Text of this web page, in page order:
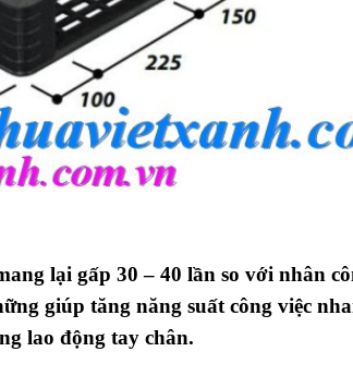
lại gấp 30 – 40 lần so với nhân
giúp tăng năng suất công việc
lao động tay chân.